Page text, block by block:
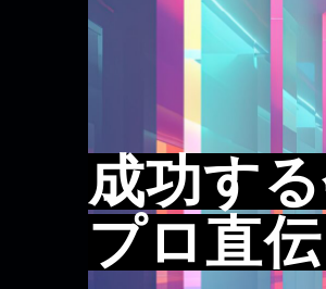
成功す
プロ直